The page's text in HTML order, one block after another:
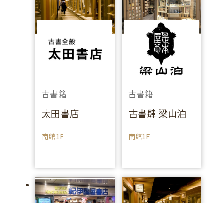
古書籍
太田書店
南館1F
古書籍
古書肆 梁山泊
南館1F